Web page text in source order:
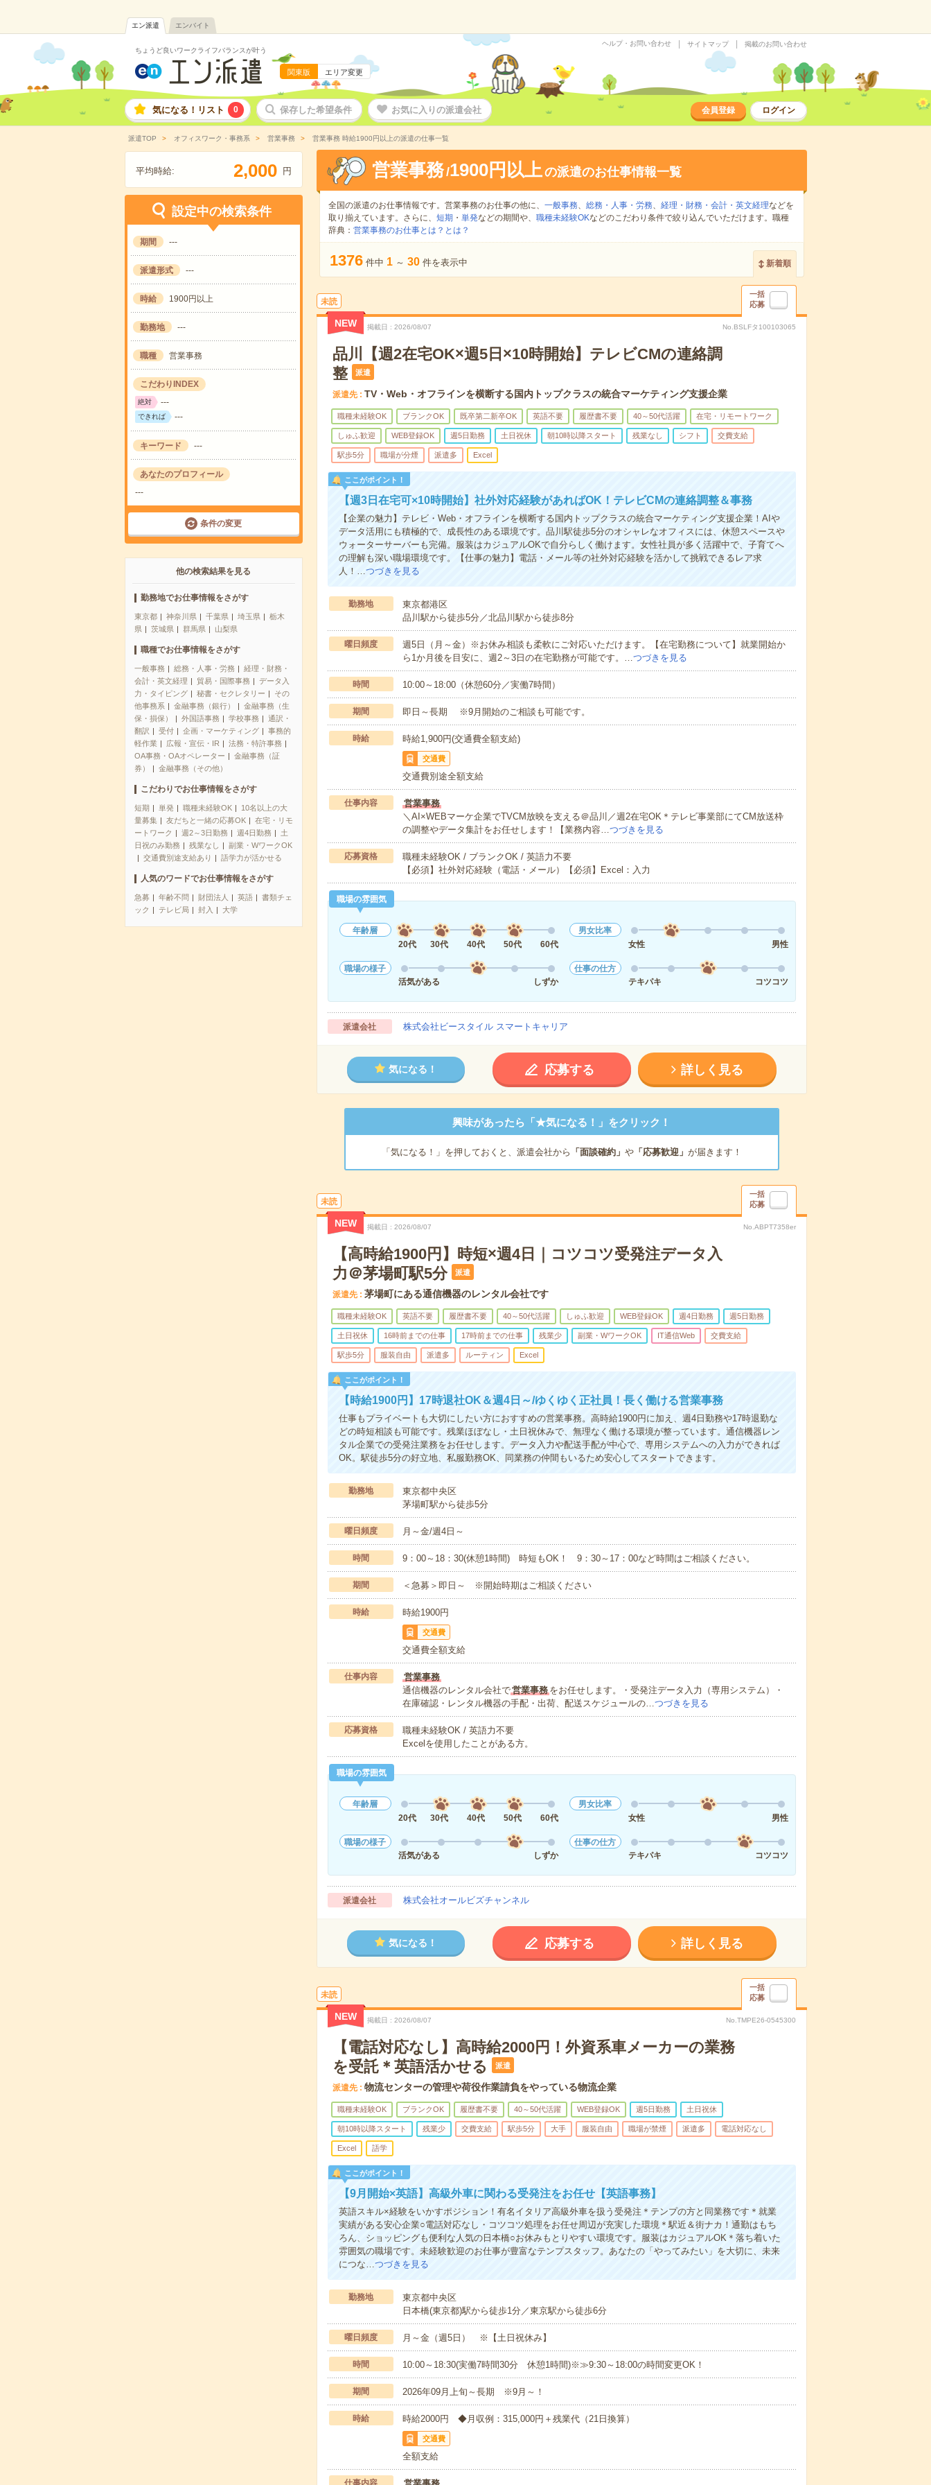
エン派遣 エンバイト
ちょうど良いワークライフバランスが叶う
関東版 エリア変更
ヘルプ・お問い合わせ サイトマップ 掲載のお問い合わせ
気になる！リスト 0 保存した希望条件 お気に入りの派遣会社 会員登録 ログイン
派遣TOP オフィスワーク・事務系 営業事務 営業事務 時給1900円以上の派遣の仕事一覧
平均時給: 2,000 円
設定中の検索条件
期間 ---
派遣形式 ---
時給 1900円以上
勤務地 ---
職種 営業事務
こだわりINDEX
絶対 ---
できれば ---
キーワード ---
あなたのプロフィール
---
条件の変更
他の検索結果を見る
勤務地でお仕事情報をさがす
東京都 神奈川県 千葉県 埼玉県
栃木
県
茨城県 群馬県 山梨県
職種でお仕事情報をさがす
一般事務 総務・人事・労務
経理・財務・
会計・英文経理
貿易・国際事務
データ入
力・タイピング
秘書・セクレタリー
その
他事務系
金融事務（銀行）
金融事務（生
保・損保）
外国語事務 学校事務
通訳・
翻訳
受付 企画・マーケティング
事務的
軽作業
広報・宣伝・IR
法務・特許事務
OA事務・OAオペレーター
金融事務（証
券）
金融事務（その他）
こだわりでお仕事情報をさがす
短期 単発 職種未経験OK
10名以上の大
量募集
友だちと一緒の応募OK
在宅・リモ
ートワーク
週2～3日勤務 週4日勤務
土
日祝のみ勤務
残業なし
副業・WワークOK
交通費別途支給あり
語学力が活かせる
人気のワードでお仕事情報をさがす
急募 年齢不問 財団法人 英語
書類チェ
ック
テレビ局 封入 大学
営業事務/1900円以上の派遣のお仕事情報一覧
全国の派遣のお仕事情報です。営業事務のお仕事の他に、 一般事務、 総務・人事・労務、 経理・財務・会計・英文経理などを
取り揃えています。さらに、 短期 ・ 単発などの期間や、 職種未経験OKなどのこだわり条件で絞り込んでいただけます。職種
辞典： 営業事務のお仕事とは？とは？
1376 件中 1 ～ 30 件を表示中 新着順
未読
一括
応募
NEW 掲載日 2026/08/07 No.BSLFタ100103065
品川【週2在宅OK×週5日×10時開始】テレビCMの連絡調
整
派遣
派遣先 TV・Web・オフラインを横断する国内トップクラスの統合マーケティング支援企業
職種未経験OK ブランクOK 既卒第二新卒OK 英語不要 履歴書不要 40～50代活躍 在宅・リモートワーク
しゅふ歓迎 WEB登録OK 週5日勤務 土日祝休 朝10時以降スタート 残業なし シフト 交費支給
駅歩5分 職場が分煙 派遣多 Excel
ここがポイント！
【週3日在宅可×10時開始】社外対応経験があればOK！テレビCMの連絡調整＆事務
【企業の魅力】テレビ・Web・オフラインを横断する国内トップクラスの統合マーケティング支援企業！AIや
データ活用にも積極的で、成長性のある環境です。品川駅徒歩5分のオシャレなオフィスには、休憩スペースや
ウォーターサーバーも完備。服装はカジュアルOKで自分らしく働けます。女性社員が多く活躍中で、子育てへ
の理解も深い職場環境です。【仕事の魅力】電話・メール等の社外対応経験を活かして挑戦できるレア求
人！…つづきを見る
勤務地
東京都港区
品川駅から徒歩5分／北品川駅から徒歩8分
曜日頻度
週5日（月～金）※お休み相談も柔軟にご対応いただけます。【在宅勤務について】就業開始か
ら1か月後を目安に、週2～3日の在宅勤務が可能です。…つづきを見る
時間 10:00～18:00（休憩60分／実働7時間）
期間 即日～長期 ※9月開始のご相談も可能です。
時給 時給1,900円(交通費全額支給)
交通費
交通費別途全額支給
仕事内容
営業事務
＼AI×WEBマーケ企業でTVCM放映を支える＠品川／週2在宅OK＊テレビ事業部にてCM放送枠
の調整やデータ集計をお任せします！【業務内容…つづきを見る
応募資格
職種未経験OK / ブランクOK / 英語力不要
【必須】社外対応経験（電話・メール）【必須】Excel：入力
職場の雰囲気
年齢層
20代
30代 40代 50代 60代
男女比率
女性
男性
職場の様子
活気がある
しずか
仕事の仕方
テキパキ
コツコツ
派遣会社 株式会社ビースタイル スマートキャリア
気になる！ 応募する 詳しく見る
興味があったら「★気になる！」をクリック！
「気になる！」を押しておくと、派遣会社から 「面談確約」 や「応募歓迎」 が届きます！
未読
一括
応募
NEW 掲載日 2026/08/07 No.ABPT7358er
【高時給1900円】時短×週4日｜コツコツ受発注データ入
力＠茅場町駅5分
派遣
派遣先 茅場町にある通信機器のレンタル会社です
職種未経験OK 英語不要 履歴書不要 40～50代活躍 しゅふ歓迎 WEB登録OK 週4日勤務 週5日勤務
土日祝休 16時前までの仕事 17時前までの仕事 残業少 副業・WワークOK IT通信Web 交費支給
駅歩5分 服装自由 派遣多 ルーティン Excel
ここがポイント！
【時給1900円】17時退社OK＆週4日～/ゆくゆく正社員！長く働ける営業事務
仕事もプライベートも大切にしたい方におすすめの営業事務。高時給1900円に加え、週4日勤務や17時退勤な
どの時短相談も可能です。残業ほぼなし・土日祝休みで、無理なく働ける環境が整っています。通信機器レン
タル企業での受発注業務をお任せします。データ入力や配送手配が中心で、専用システムへの入力ができれば
OK。駅徒歩5分の好立地、私服勤務OK、同業務の仲間もいるため安心してスタートできます。
勤務地
東京都中央区
茅場町駅から徒歩5分
曜日頻度 月～金/週4日～
時間 9：00～18：30(休憩1時間) 時短もOK！ 9：30～17：00など時間はご相談ください。
期間 ＜急募＞即日～ ※開始時期はご相談ください
時給 時給1900円
交通費
交通費全額支給
仕事内容
営業事務
通信機器のレンタル会社で営業事務をお任せします。・受発注データ入力（専用システム）・
在庫確認・レンタル機器の手配・出荷、配送スケジュールの…つづきを見る
応募資格
職種未経験OK / 英語力不要
Excelを使用したことがある方。
職場の雰囲気
年齢層
20代
30代 40代 50代 60代
男女比率
女性
男性
職場の様子
活気がある
しずか
仕事の仕方
テキパキ
コツコツ
派遣会社 株式会社オールビズチャンネル
気になる！ 応募する 詳しく見る
未読
一括
応募
NEW 掲載日 2026/08/07 No.TMPE26-0545300
【電話対応なし】高時給2000円！外資系車メーカーの業務
を受託＊英語活かせる
派遣
派遣先 物流センターの管理や荷役作業請負をやっている物流企業
職種未経験OK ブランクOK 履歴書不要 40～50代活躍 WEB登録OK 週5日勤務 土日祝休
朝10時以降スタート 残業少 交費支給 駅歩5分 大手 服装自由 職場が禁煙 派遣多 電話対応なし
Excel 語学
ここがポイント！
【9月開始×英語】高級外車に関わる受発注をお任せ【英語事務】
英語スキル×経験をいかすポジション！有名イタリア高級外車を扱う受発注＊テンプの方と同業務です＊就業
実績がある安心企業○電話対応なし・コツコツ処理をお任せ周辺が充実した環境＊駅近＆街ナカ！通勤はもち
ろん、ショッピングも便利な人気の日本橋○お休みもとりやすい環境です。服装はカジュアルOK＊落ち着いた
雰囲気の職場です。未経験歓迎のお仕事が豊富なテンプスタッフ。あなたの「やってみたい」を大切に、未来
につな…つづきを見る
勤務地
東京都中央区
日本橋(東京都)駅から徒歩1分／東京駅から徒歩6分
曜日頻度 月～金（週5日） ※【土日祝休み】
時間 10:00～18:30(実働7時間30分 休憩1時間)※≫9:30～18:00の時間変更OK！
期間 2026年09月上旬～長期 ※9月～！
時給 時給2000円 ◆月収例：315,000円＋残業代（21日換算）
交通費
全額支給
仕事内容